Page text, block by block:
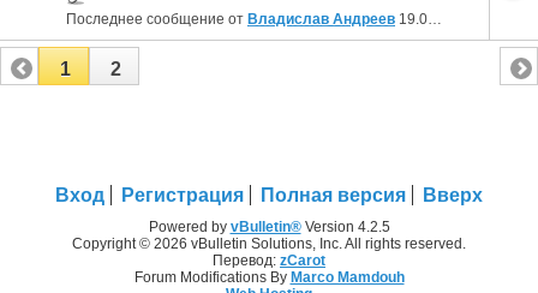
Последнее сообщение от Владислав Андреев 19.04.2016
1 2
Вход Регистрация Полная версия Вверх
Powered by vBulletin®Version 4.2.5
Copyright © 2026 vBulletin Solutions, Inc. All rights reserved.
Перевод: zCarot
Forum Modifications By Marco Mamdouh